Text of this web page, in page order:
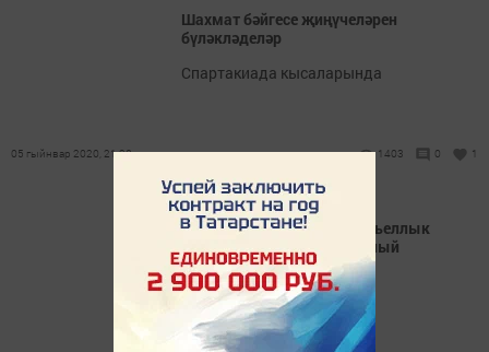
Шахмат бәйгесе җиңүчеләрен
бүләкләделәр
Спартакиада кысаларында
05 гыйнвар 2020, 21:30 1403 0 1
Җиңүчеләр билгеле. Унберьеллык
мәктәп укучылары әле уйный
Бүген